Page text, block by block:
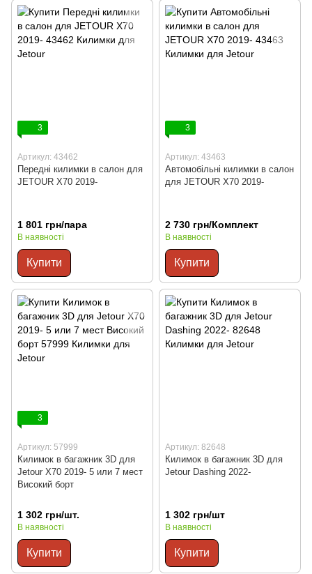
3
Артикул: 43462
Передні килимки в салон для
JETOUR X70 2019-
1 801 грн/пара
В наявності
Купити
3
Артикул: 43463
Автомобільні килимки в салон
для JETOUR X70 2019-
2 730 грн/Комплект
В наявності
Купити
3
Артикул: 57999
Килимок в багажник 3D для
Jetour X70 2019- 5 или 7 мест
Високий борт
1 302 грн/шт.
В наявності
Купити
Артикул: 82648
Килимок в багажник 3D для
Jetour Dashing 2022-
1 302 грн/шт
В наявності
Купити